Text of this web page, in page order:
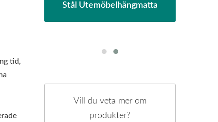
tid,
Stål Utemöbelhängmatta
Vill du veta mer om
produkter?